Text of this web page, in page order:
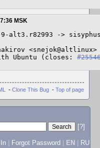
MSK
alt3.r82993 ->
Ubuntu (closes:
- Clone This Bug - Top of page
[?]
Forgot Password EN RU